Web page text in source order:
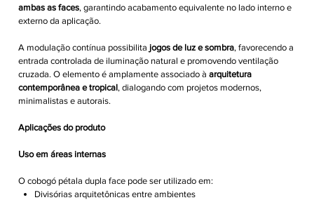
ambas as faces, garantindo acabamento equivalente no lado interno e
externo da aplicação.
A modulação contínua possibilita jogos de luz e sombra, favorecendo a
entrada controlada de iluminação natural e promovendo ventilação
cruzada. O elemento é amplamente associado à arquitetura
contemporânea e tropical, dialogando com projetos modernos,
minimalistas e autorais.
Aplicações do produto
Uso em áreas internas
O cobogó pétala dupla face pode ser utilizado em:
Divisórias arquitetônicas entre ambientes